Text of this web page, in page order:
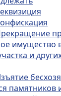
имущество
и
памятников